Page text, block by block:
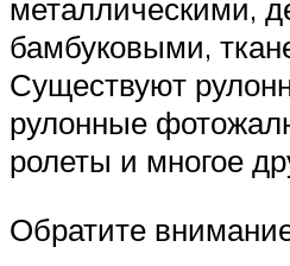
металлическими,
бамбуковыми,
Существуют
рулонные
ролеты и многое
Обратите